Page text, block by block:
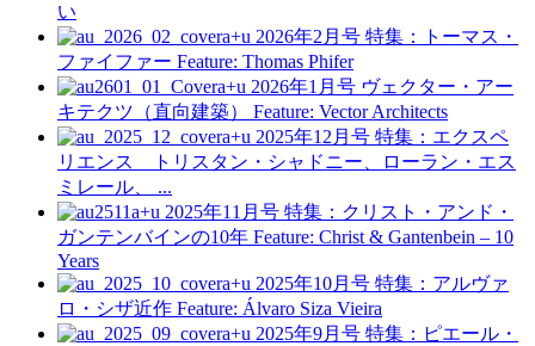
い
a+u 2026年2月号 特集：トーマス・
ファイファー Feature: Thomas Phifer
a+u 2026年1月号 ヴェクター・アー
キテクツ（直向建築）
Feature: Vector Architects
a+u 2025年12月号 特集：エクスペ
リエンス トリスタン・シャドニー、ローラン・エス
ミレール、 ...
a+u 2025年11月号 特集：クリスト・アンド・
ガンテンバインの10年 Feature: Christ & Gantenbein – 10
Years
a+u 2025年10月号 特集：アルヴァ
ロ・シザ近作 Feature: Álvaro Siza Vieira
a+u 2025年9月号 特集：ピエール・